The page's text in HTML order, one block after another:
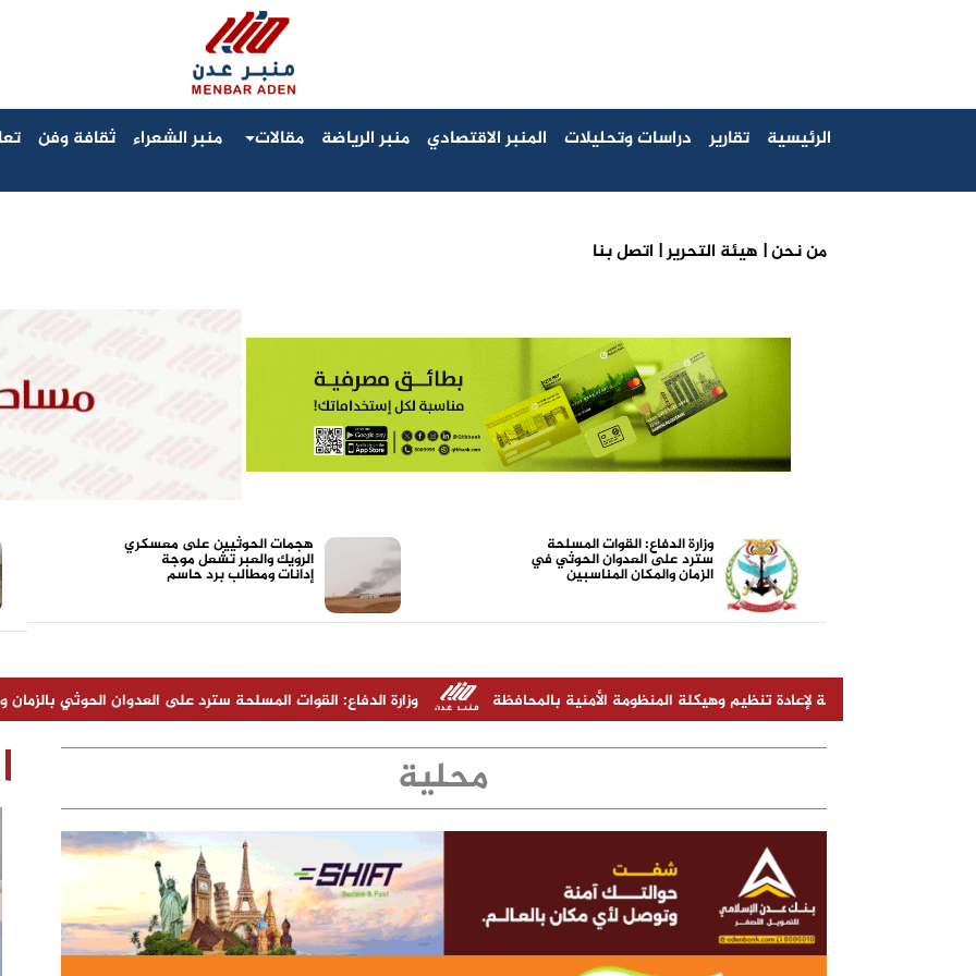
من نحن | هيئة التحرير | اتصل بنا
الرئيسية تقارير دراسات وتحليلات المنبر الاقتصادي منبر الرياضة مقالات منبر الشعراء ثقافة وفن
وزارة الدفاع: القوات المسلحة
سترد على العدوان الحوثي في
الزمان والمكان المناسبين
هجمات الحوثيين على معسكري
الرويك والعبر تشعل موجة
إدانات ومطالب برد حاسم
لإعادة تنظيم وهيكلة المنظومة الأمنية بالمحافظة وزارة الدفاع: القوات المسلحة سترد على العدوان الحوثي بالزمان والمكان
محلية
مدير شركة "أولاد صلاح" شخص ناجح ونقل
الشركة نقله نوعية خلال سنوات
الدكتور القحطاني هامة أكاديمية ونجم
يتلألأ في سماء الجامعات الجنوبية